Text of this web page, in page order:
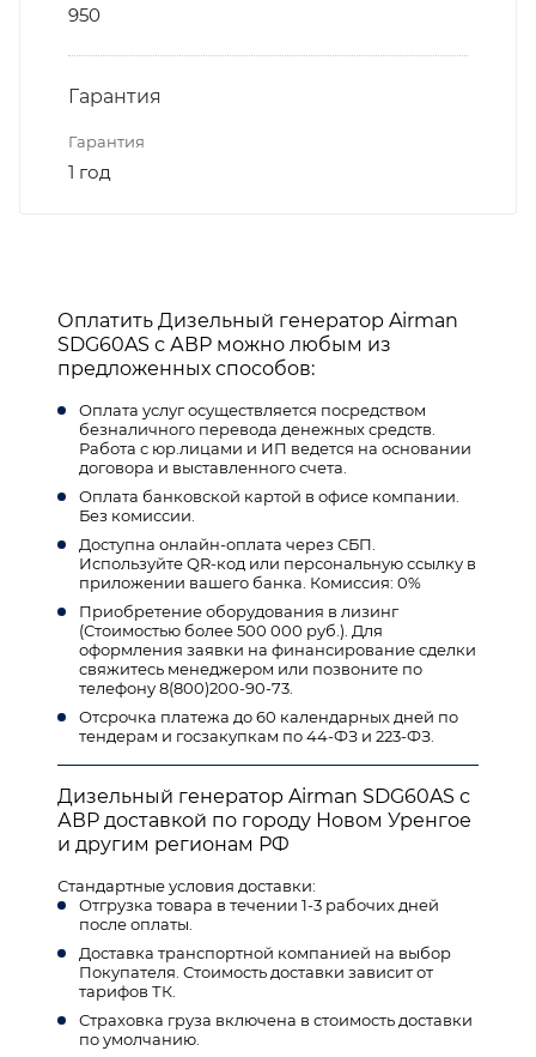
950
Гарантия
Гарантия
1 год
Оплатить Дизельный генератор Airman
SDG60AS с АВР можно любым из
предложенных способов:
Оплата услуг осуществляется посредством
безналичного перевода денежных средств.
Работа с юр.лицами и ИП ведется на основании
договора и выставленного счета.
Оплата банковской картой в офисе компании.
Без комиссии.
Доступна онлайн-оплата через СБП.
Используйте QR-код или персональную ссылку в
приложении вашего банка. Комиссия: 0%
Приобретение оборудования в лизинг
(Стоимостью более 500 000 руб.). Для
оформления заявки на финансирование сделки
свяжитесь менеджером или позвоните по
телефону 8(800)200-90-73.
Отсрочка платежа до 60 календарных дней по
тендерам и госзакупкам по 44-ФЗ и 223-ФЗ.
Дизельный генератор Airman SDG60AS с
АВР доставкой по городу Новом Уренгое
и другим регионам РФ
Стандартные условия доставки:
Отгрузка товара в течении 1-3 рабочих дней
после оплаты.
Доставка транспортной компанией на выбор
Покупателя. Стоимость доставки зависит от
тарифов ТК.
Страховка груза включена в стоимость доставки
по умолчанию.